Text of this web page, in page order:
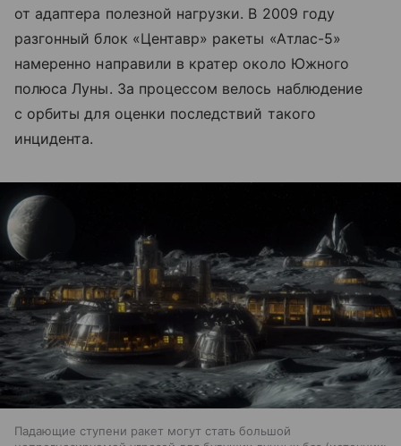
от адаптера полезной нагрузки. В 2009 году
разгонный блок «Центавр» ракеты «Атлас-5»
намеренно направили в кратер около Южного
полюса Луны. За процессом велось наблюдение
с орбиты для оценки последствий такого
инцидента.
Падающие ступени ракет могут стать большой